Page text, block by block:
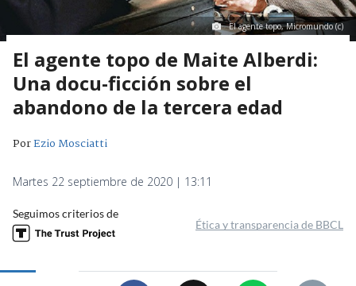
El agente topo, Micromundo (c)
El agente topo de Maite Alberdi:
Una docu-ficción sobre el
abandono de la tercera edad
PorEzio Mosciatti
Martes 22 septiembre de 2020 | 13:11
Seguimos criterios de
Ética y transparencia de BBCL